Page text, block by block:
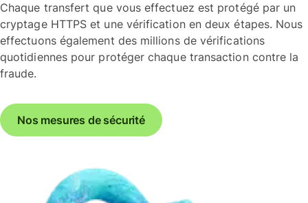
Chaque transfert que vous effectuez est protégé par un
cryptage HTTPS et une vérification en deux étapes. Nous
effectuons également des millions de vérifications
quotidiennes pour protéger chaque transaction contre la
fraude.
Nos mesures de sécurité